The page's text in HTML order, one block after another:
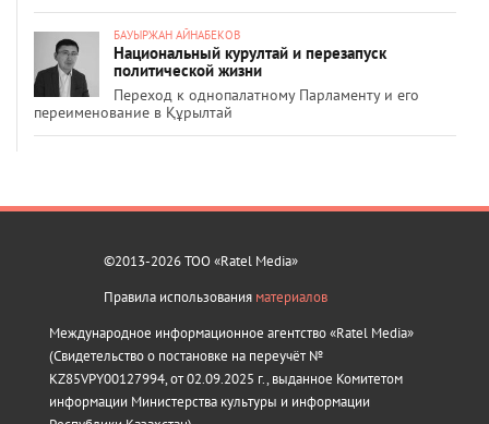
БАУЫРЖАН АЙНАБЕКОВ
Национальный курултай и перезапуск
политической жизни
Переход к однопалатному Парламенту и его
переименование в Құрылтай
©2013-2026 ТОО «Ratel Media»
Правила использования материалов
Международное информационное агентство «Ratel Media»
(Свидетельство о постановке на переучёт №
KZ85VPY00127994, от 02.09.2025 г., выданное Комитетом
информации Министерства культуры и информации